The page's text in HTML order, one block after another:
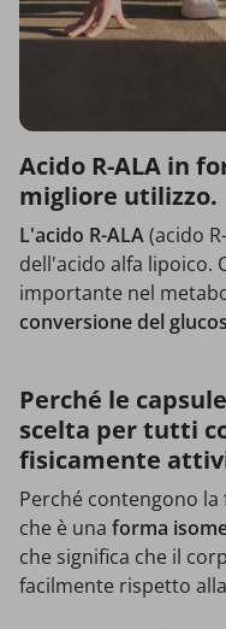
Acido R-ALA in
migliore utilizzo.
L'acido R-ALA(acido
dell'acido alfa lipoico.
importante nel
conversione del
Perché le
scelta per tutti
fisicamente
Perché contengono
che è una forma
che significa che il
facilmente rispetto